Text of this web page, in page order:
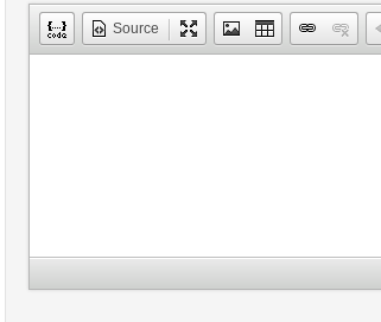
Source